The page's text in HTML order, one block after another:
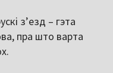
зʼезд – гэта
пра што варта